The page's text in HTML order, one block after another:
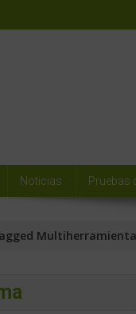
Noticias Pruebas